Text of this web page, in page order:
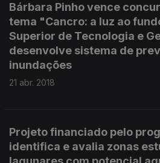
Bárbara Pinho vence
tema "Cancro: a luz ao
Superior de Tecnologia e
desenvolve sistema de
inundações
21 abr. 2018
Projeto financiado pelo
identifica e avalia zonas